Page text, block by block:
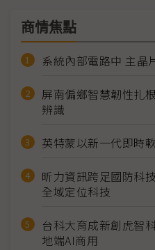
商情焦點
系統內部電路中 主晶
屏南偏鄉智慧韌性扎
辨識
英特蒙以新一代即時
昕力資訊跨足國防科
全域定位科技
台科大育成新創虎智
地端AI商用